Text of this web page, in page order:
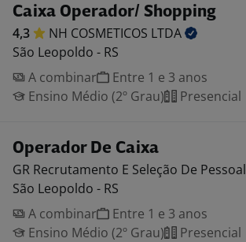
Caixa Operador/ Shopping
4,3 NH COSMETICOS LTDA
São Leopoldo - RS
A combinar
Entre 1 e 3 anos
Ensino Médio (2º Grau)
Presencial
Operador De Caixa
GR Recrutamento E Seleção De Pessoal
São Leopoldo - RS
A combinar
Entre 1 e 3 anos
Ensino Médio (2º Grau)
Presencial